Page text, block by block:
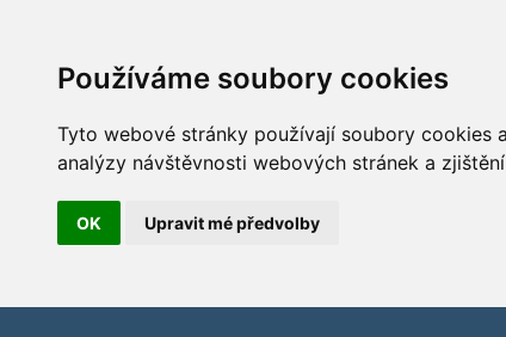
Používáme soubory cookies
Tyto webové stránky používají soubory cookies
analýzy návštěvnosti webových stránek a
OK Upravit mé předvolby